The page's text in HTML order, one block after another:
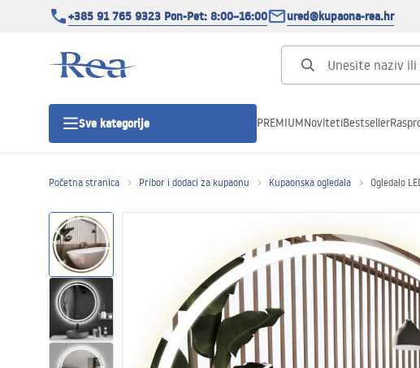
+385 91 765 9323 Pon-Pet: 8:00–16:00 ured@kupaona-rea.hr
Sve kategorije
Tuš vrata
Tuš kade
Tuš Kanalice
PREMIUMNovitetiBestseller
Početna stranica Pribor i dodaci za kupaonu Kupaonska ogledala Ogledalo